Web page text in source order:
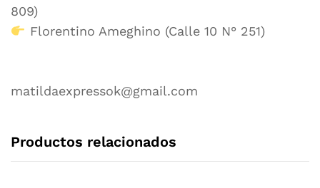
809)
Florentino Ameghino (Calle 10 N° 251)
matildaexpressok@gmail.com
Productos relacionados